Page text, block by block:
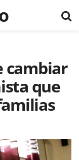
cambiar
que